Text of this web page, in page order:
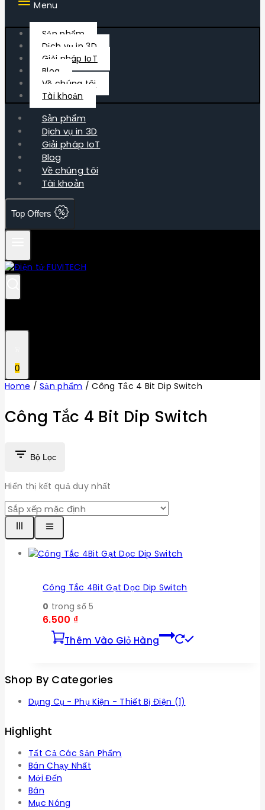
Menu
Sản phẩm
Dịch vụ in 3D
Giải pháp IoT
Blog
Về chúng tôi
Tài khoản
Sản phẩm
Dịch vụ in 3D
Giải pháp IoT
Blog
Về chúng tôi
Tài khoản
Top Offers
0
Home / Sản phẩm / Công Tắc 4 Bit Dip Switch
Công Tắc 4 Bit Dip Switch
Bộ Lọc
Hiển thị kết quả duy nhất
Công Tắc 4Bit Gạt Dọc Dip Switch
0 trong số 5
6.500 ₫
Thêm Vào Giỏ Hàng
Shop By Categories
Dụng Cụ - Phụ Kiện - Thiết Bị Điện (1)
Highlight
Tất Cả Các Sản Phẩm
Bán Chạy Nhất
Mới Đến
Bán
Mục Nóng